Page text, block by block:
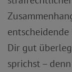
Dir gut
sprichst –